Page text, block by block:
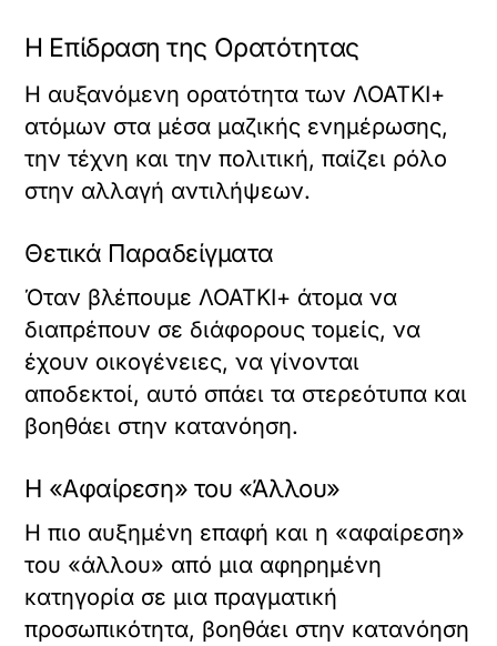
Η Επίδραση της Ορατότητας
Η αυξανόμενη ορατότητα των ΛΟΑΤΚΙ+
ατόμων στα μέσα μαζικής ενημέρωσης,
την τέχνη και την πολιτική, παίζει ρόλο
στην αλλαγή αντιλήψεων.
Θετικά Παραδείγματα
Όταν βλέπουμε ΛΟΑΤΚΙ+ άτομα να
διαπρέπουν σε διάφορους τομείς, να
έχουν οικογένειες, να γίνονται
αποδεκτοί, αυτό σπάει τα στερεότυπα και
βοηθάει στην κατανόηση.
Η «Αφαίρεση» του «Άλλου»
Η πιο αυξημένη επαφή και η «αφαίρεση»
του «άλλου» από μια αφηρημένη
κατηγορία σε μια πραγματική
προσωπικότητα, βοηθάει στην κατανόηση